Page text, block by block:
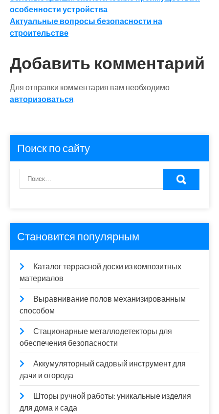
по
записям
особенности устройства
Актуальные вопросы безопасности на
строительстве
Добавить комментарий
Для отправки комментария вам необходимо
авторизоваться.
Поиск по сайту
Становится популярным
Каталог террасной доски из композитных
материалов
Выравнивание полов механизированным
способом
Стационарные металлодетекторы для
обеспечения безопасности
Аккумуляторный садовый инструмент для
дачи и огорода
Шторы ручной работы: уникальные изделия
для дома и сада